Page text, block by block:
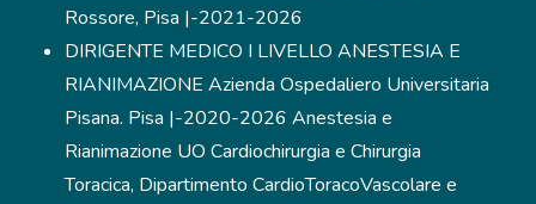
Rossore, Pisa |-2021-2026
DIRIGENTE MEDICO I LIVELLO ANESTESIA E
RIANIMAZIONE Azienda Ospedaliero Universitaria
Pisana. Pisa |-2020-2026 Anestesia e
Rianimazione UO Cardiochirurgia e Chirurgia
Toracica, Dipartimento CardioToracoVascolare e